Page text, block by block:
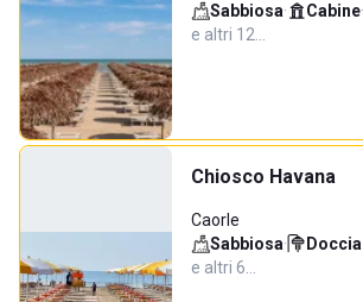
Sabbiosa· Cabine·
e altri 12…
Chiosco Havana
Caorle
Sabbiosa·
e altri 6…